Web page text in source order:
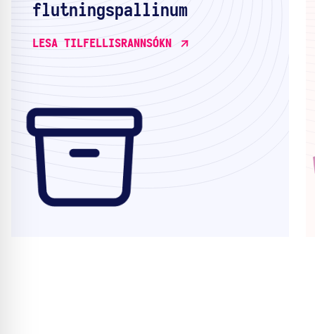
flutningspallinum
LESA TILFELLISRANNSÓKN